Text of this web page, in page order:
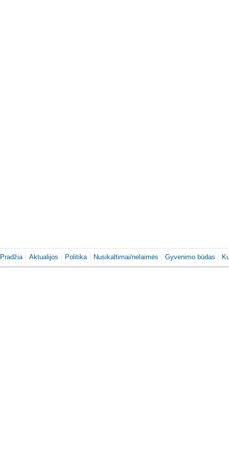
Pradžia Aktualijos Politika Nusikaltimai/nelaimės Gyvenimo būdas